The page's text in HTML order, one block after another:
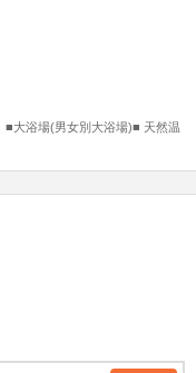
■大浴場(男女別大浴場)■ 天然温